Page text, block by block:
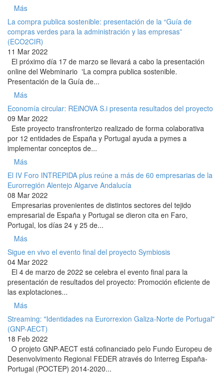
Más
La compra publica sostenible: presentación de la “Guía de
compras verdes para la administración y las empresas”
(ECO2CIR)
11 Mar 2022
El próximo día 17 de marzo se llevará a cabo la presentación
online del Webminario 'La compra publica sostenible.
Presentación de la Guía de...
Más
Economía circular: REiNOVA S.i presenta resultados del proyecto
09 Mar 2022
Este proyecto transfronterizo realizado de forma colaborativa
por 12 entidades de España y Portugal ayuda a pymes a
implementar conceptos de...
Más
El IV Foro INTREPIDA plus reúne a más de 60 empresarias de la
Eurorregión Alentejo Algarve Andalucía
08 Mar 2022
Empresarias provenientes de distintos sectores del tejido
empresarial de España y Portugal se dieron cita en Faro,
Portugal, los días 24 y 25 de...
Más
Sigue en vivo el evento final del proyecto Symbiosis
04 Mar 2022
El 4 de marzo de 2022 se celebra el evento final para la
presentación de resultados del proyecto: Promoción eficiente de
las explotaciones...
Más
Streaming: "Identidades na Eurorrexion Galiza-Norte de Portugal"
(GNP-AECT)
18 Feb 2022
O projeto GNP-AECT está cofinanciado pelo Fundo Europeu de
Desenvolvimento Regional FEDER através do Interreg España-
Portugal (POCTEP) 2014-2020...